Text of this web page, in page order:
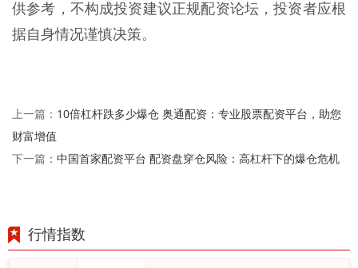
供参考，不构成投资建议正规配资论坛，投资者应根
据自身情况谨慎决策。
上一篇： 10倍杠杆跌多少爆仓 奥通配资：专业股票配资平台，助您
财富增值
下一篇： 中国首家配资平台 配资盘穿仓风险：高杠杆下的爆仓危机
行情指数